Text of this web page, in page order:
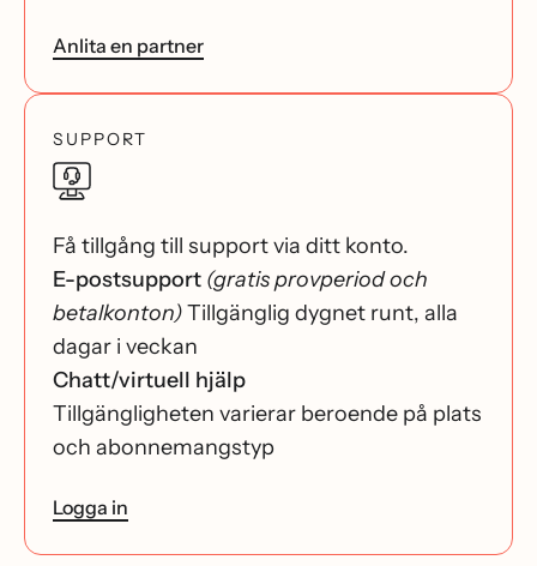
Anlita en partner
SUPPORT
Få tillgång till support via ditt konto.
E-postsupport (gratis provperiod och
betalkonton)Tillgänglig dygnet runt, alla
dagar i veckan
Chatt/virtuell hjälp
Tillgängligheten varierar beroende på plats
och abonnemangstyp
Logga in